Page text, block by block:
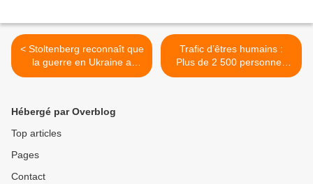
< Stoltenberg reconnaît que
la guerre en Ukraine a
commencé en 2014
Trafic d’êtres humains :
Plus de 2 500 personnes
arrêtées dans “la plus
Hébergé par Overblog
Top articles
Pages
Contact